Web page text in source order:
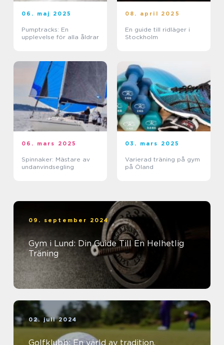
06. maj 2025
Pumptracks: En
upplevelse för alla åldrar
08. april 2025
En guide till ridläger i
Stockholm
06. mars 2025
Spinnaker: Mästare av
undanvindsegling
03. mars 2025
Varierad träning på gym
på Öland
09. september 2024
Gym i Lund: Din Guide Till En Helhetlig
Träning
02. juli 2024
Golfklubb: En värld av tradition,